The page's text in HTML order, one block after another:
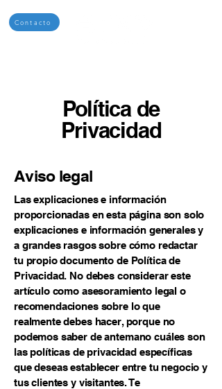
Contacto
Política de
Privacidad
Aviso legal
Las explicaciones e información
proporcionadas en esta página son solo
explicaciones e información generales y
a grandes rasgos sobre cómo redactar
tu propio documento de Política de
Privacidad. No debes considerar este
artículo como asesoramiento legal o
recomendaciones sobre lo que
realmente debes hacer, porque no
podemos saber de antemano cuáles son
las políticas de privacidad específicas
que deseas establecer entre tu negocio y
tus clientes y visitantes. Te